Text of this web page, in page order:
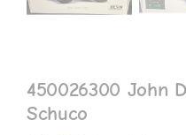
450026300 John
Schuco